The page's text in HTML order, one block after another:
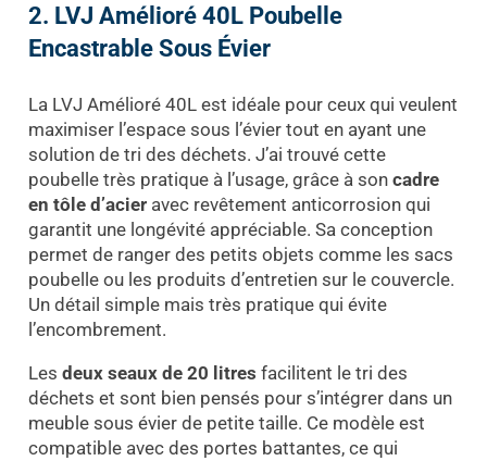
2. LVJ Amélioré 40L Poubelle
Encastrable Sous Évier
La LVJ Amélioré 40L est idéale pour ceux qui veulent
maximiser l’espace sous l’évier tout en ayant une
solution de tri des déchets. J’ai trouvé cette
poubelle très pratique à l’usage, grâce à son cadre
en tôle d’acieravec revêtement anticorrosion qui
garantit une longévité appréciable. Sa conception
permet de ranger des petits objets comme les sacs
poubelle ou les produits d’entretien sur le couvercle.
Un détail simple mais très pratique qui évite
l’encombrement.
Les deux seaux de 20 litres facilitent le tri des
déchets et sont bien pensés pour s’intégrer dans un
meuble sous évier de petite taille. Ce modèle est
compatible avec des portes battantes, ce qui